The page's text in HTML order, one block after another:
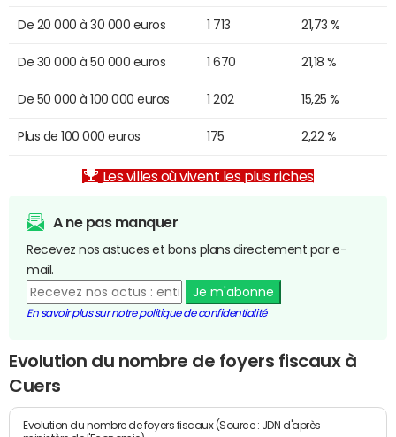
De 20 000 à 30 000 euros 1 713 21,73 %
De 30 000 à 50 000 euros 1 670 21,18 %
De 50 000 à 100 000 euros 1 202 15,25 %
Plus de 100 000 euros 175 2,22 %
Les villes où vivent les plus riches
A ne pas manquer
Recevez nos astuces et bons plans directement par e-
mail.
Je m'abonne
En savoir plus sur notre politique de confidentialité
Evolution du nombre de foyers fiscaux à
Cuers
Evolution du nombre de foyers fiscaux (Source : JDN d'après